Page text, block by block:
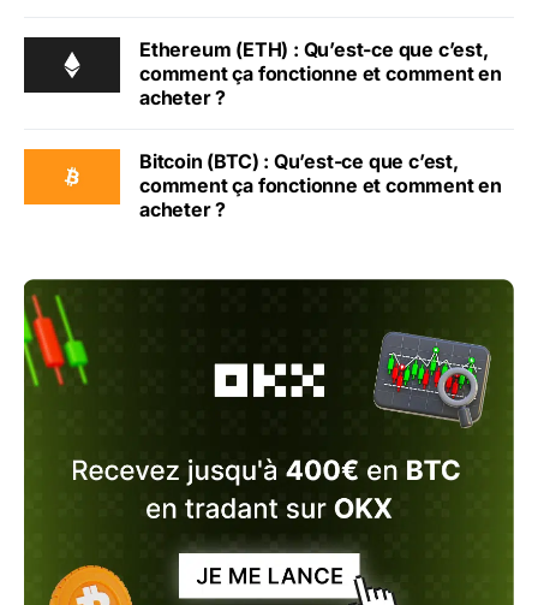
Ethereum (ETH) : Qu’est-ce que c’est,
comment ça fonctionne et comment en
acheter ?
Bitcoin (BTC) : Qu’est-ce que c’est,
comment ça fonctionne et comment en
acheter ?